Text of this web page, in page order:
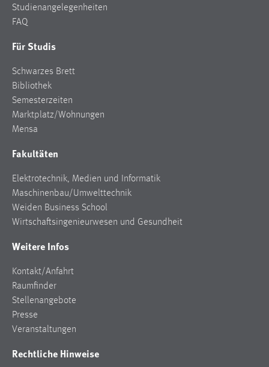
Studienangelegenheiten
FAQ
Für Studis
Schwarzes Brett
Bibliothek
Semesterzeiten
Marktplatz/Wohnungen
Mensa
Fakultäten
Elektrotechnik, Medien und Informatik
Maschinenbau/Umwelttechnik
Weiden Business School
Wirtschaftsingenieurwesen und Gesundheit
Weitere Infos
Kontakt/Anfahrt
Raumfinder
Stellenangebote
Presse
Veranstaltungen
Rechtliche Hinweise